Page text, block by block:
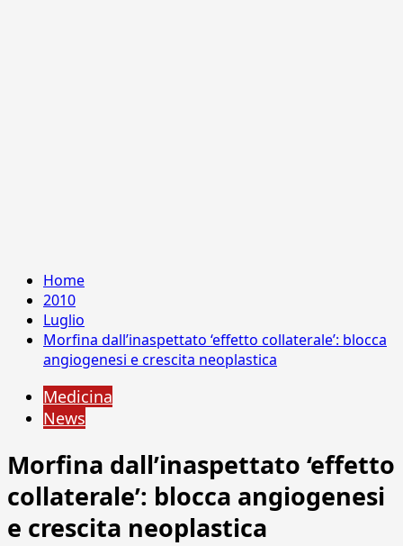
Home
2010
Luglio
Morfina dall’inaspettato ‘effetto collaterale’: blocca
angiogenesi e crescita neoplastica
Medicina
News
Morfina dall’inaspettato ‘effetto
collaterale’: blocca angiogenesi
e crescita neoplastica